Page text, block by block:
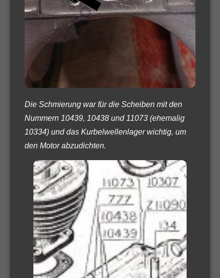
Die Schmierung war für die Scheiben mit den
Nummern 10439, 10438 und 11073 (ehemalig
10334) und das Kurbelwellenlager wichtig, um
den Motor abzudichten.